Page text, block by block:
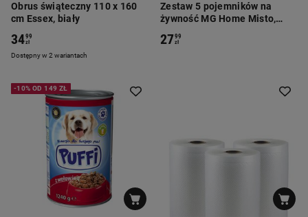
Obrus świąteczny 110 x 160
cm Essex, biały
Dostępny w 2 wariantach
3499
zł
Zestaw 5 pojemników na
żywność MG Home Misto,
2799
zł
-10% OD 149 ZŁ